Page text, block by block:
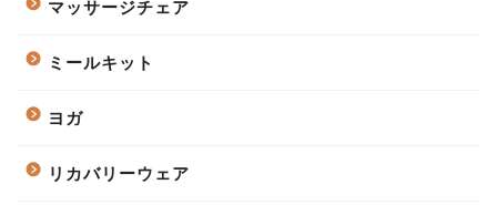
マッサージチェア
ミールキット
ヨガ
リカバリーウェア